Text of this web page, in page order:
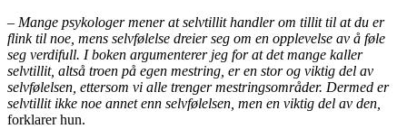
– Mange psykologer mener at selvtillit handler om tillit til at du er
flink til noe, mens selvfølelse dreier seg om en opplevelse av å føle
seg verdifull. I boken argumenterer jeg for at det mange kaller
selvtillit, altså troen på egen mestring, er en stor og viktig del av
selvfølelsen, ettersom vi alle trenger mestringsområder. Dermed er
selvtillit ikke noe annet enn selvfølelsen, men en viktig del av den,
forklarer hun.